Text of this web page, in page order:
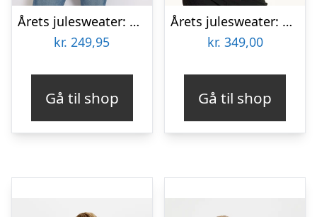
Årets julesweater: Det Søde Rensdyr – herre / mænd. Ugly Christmas Sweater lavet i Danmark
kr. 249,95
Gå til shop
Årets julesweater: Sexy And I Glow It Grøn – dame / kvinder. Ugly Christmas Sweater lavet i Danmark
kr. 349,00
Gå til shop